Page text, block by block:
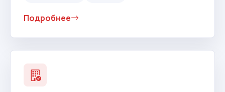
Подробнее